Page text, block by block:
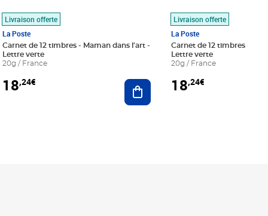
au panier
Livraison offerte
La Poste
Carnet de 12 timbres - Maman dans l'art -
Lettre verte
20g / France
18,24€ Ajouter au panier
Livraison offerte
La Poste
Carnet de 12 timbres - Le
Lettre verte
20g / France
18,24€